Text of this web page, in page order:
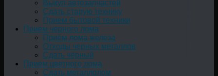
Выкуп автозапчастей
Сдать старую технику
Прием бытовой техники
Прием черного лома
Приём лома железа
Отходы черных металлов
Сдать чёрный
Прием цветного лома
Сдать металлолом